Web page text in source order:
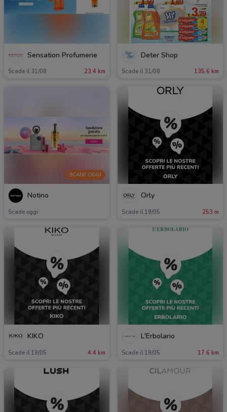
Sensation Profumerie
Scade il 31/08 23.4 km
Deter Shop
Scade il 31/08 135.6 km
SCADE OGGI
Notino
Scade oggi
Orly
Scade il 19/05 253 m
KIKO
Scade il 19/05 4.4 km
L'Erbolario
Scade il 19/05 17.6 km